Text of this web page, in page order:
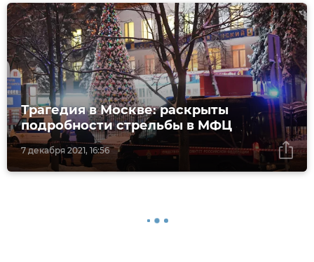
7 декабря 2021, 16:56
Трагедия в Москве: раскрыты
подробности стрельбы в МФЦ